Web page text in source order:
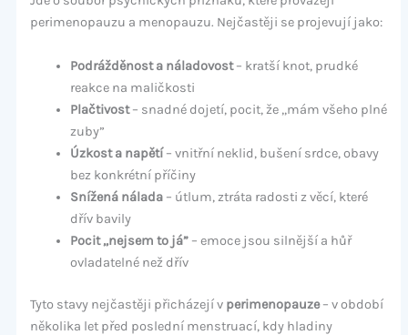
perimenopauzu a menopauzu. Nejčastěji se projevují jako:
Podrážděnost a náladovost– kratší knot, prudké
reakce na maličkosti
Plačtivost– snadné dojetí, pocit, že „mám všeho plné
zuby”
Úzkost a napětí– vnitřní neklid, bušení srdce, obavy
bez konkrétní příčiny
Snížená nálada– útlum, ztráta radosti z věcí, které
dřív bavily
Pocit „nejsem to já”– emoce jsou silnější a hůř
ovladatelné než dřív
Tyto stavy nejčastěji přicházejí v perimenopauze– v období
několika let před poslední menstruací, kdy hladiny